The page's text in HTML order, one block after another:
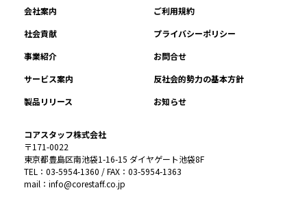
会社案内
ご利用規約
社会貢献
プライバシーポリシー
事業紹介
お問合せ
サービス案内
反社会的勢力の基本方針
製品リリース
お知らせ
コアスタッフ株式会社
〒171-0022
東京都豊島区南池袋1-16-15 ダイヤゲート池袋8F
TEL：03-5954-1360 / FAX：03-5954-1363
mail：info@corestaff.co.jp